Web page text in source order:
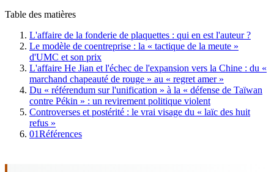
Table des matières
L'affaire de la fonderie de plaquettes : qui en est l'auteur ?
Le modèle de coentreprise : la « tactique de la meute »
d'UMC et son prix
L'affaire He Jian et l'échec de l'expansion vers la Chine : du «
marchand chapeauté de rouge » au « regret amer »
Du « référendum sur l'unification » à la « défense de Taïwan
contre Pékin » : un revirement politique violent
Controverses et postérité : le vrai visage du « laïc des huit
refus »
01Références